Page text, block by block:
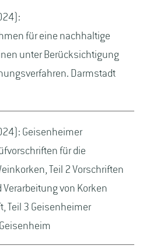
für eine nachhaltige
unter Berücksichtigung
Darmstadt
Geisenheimer
für die
Teil 2 Vorschriften
von Korken
Teil 3 Geisenheimer